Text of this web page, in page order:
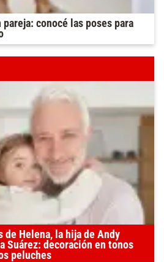
conocé las poses para
Helena, la hija de Andy
Suárez: decoración en tonos
peluches